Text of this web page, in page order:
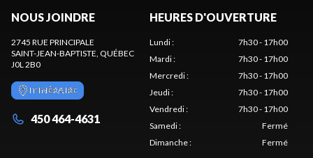
NOUS JOINDRE
2745 RUE PRINCIPALE
SAINT-JEAN-BAPTISTE , QUÉBEC
J0L 2B0
ITINÉRAIRE
450 464-4631
HEURES D'OUVERTURE
Lundi:
7h30 - 17h00
Mardi:
7h30 - 17h00
Mercredi:
7h30 - 17h00
Jeudi:
7h30 - 17h00
Vendredi:
7h30 - 17h00
Samedi:
Fermé
Dimanche: Fermé